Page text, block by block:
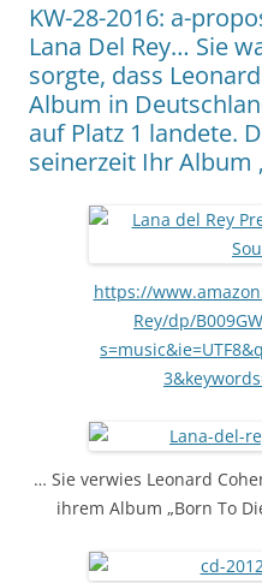
KW-28-2016: a-
Lana Del Rey… Sie
sorgte, dass
Album in
auf Platz 1 landete.
seinerzeit Ihr Album
https://
Rey/dp/
… Sie verwies Leonard
ihrem Album „Born To